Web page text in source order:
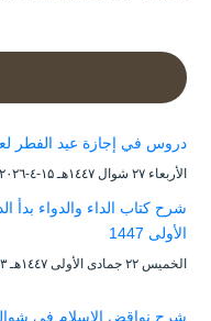
دروس في إجازة عيد الفطر لعام
الأربعاء ۲۷ شوال ۱٤٤۷هـ ۱۵-٤-۲۰۲٦م
الأولى 1447
الخميس ۲۲ جمادى الأولى ۱٤٤۷هـ ۱۳-۱۱-۲۰۲۵م